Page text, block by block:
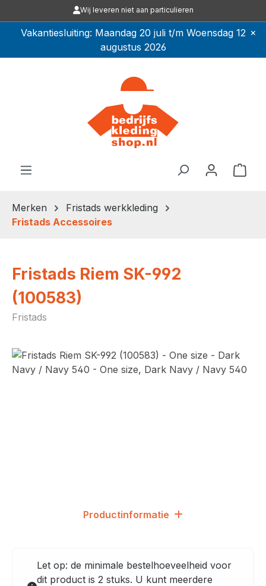
Ga naar de hoofdinhoudWij leveren niet aan particulieren
Vakantiesluiting: Maandag 20 juli t/m Woensdag 12
augustus 2026
×
Merken
Fristads werkkleding
Fristads Accessoires
Fristads Riem SK-992
(100583)
Fristads
Afbeeldingengalerij overslaan
Productinformatie
Let op: de minimale bestelhoeveelheid voor
dit product is 2 stuks. U kunt meerdere